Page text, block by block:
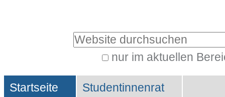
Website durchsuchen
nur im aktuellen
Suche…
Sektionen
Startseite Studentinnenrat